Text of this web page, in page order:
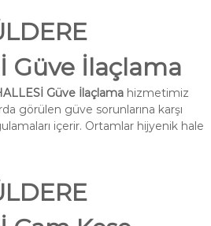
Güve İlaçlama
Güve İlaçlamahizmetimiz
görülen güve sorunlarına karşı
içerir. Ortamlar hijyenik hale